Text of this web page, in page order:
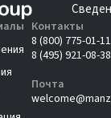
Контакты
8 (800) 775-01-11
8 (495) 921-08-38
Почта